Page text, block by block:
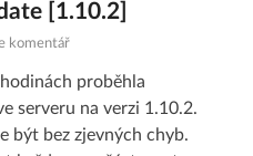
[1.10.2]
komentář
proběhla
serveru na verzi 1.10.2.
být bez zjevných chyb.